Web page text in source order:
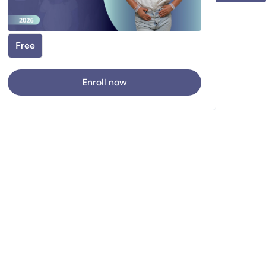
Free
Enroll now